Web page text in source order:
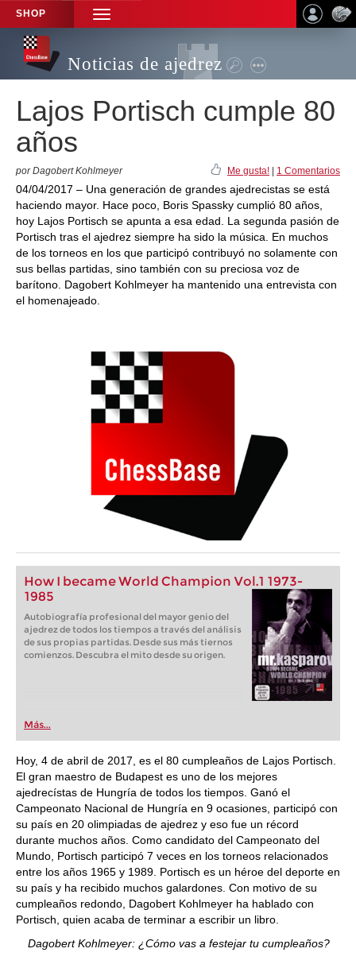
SHOP
TOGGLE
NAVIGATION
Noticias de ajedrez
Lajos Portisch cumple 80
años
por Dagobert Kohlmeyer Me gusta! 1 Comentarios
04/04/2017 – Una generación de grandes ajedrecistas se está
haciendo mayor. Hace poco, Boris Spassky cumplió 80 años,
hoy Lajos Portisch se apunta a esa edad. La segunda pasión de
Portisch tras el ajedrez siempre ha sido la música. En muchos
de los torneos en los que participó contribuyó no solamente con
sus bellas partidas, sino también con su preciosa voz de
barítono. Dagobert Kohlmeyer ha mantenido una entrevista con
el homenajeado.
How I became World Champion Vol.1 1973-
1985
Autobiografía profesional del mayor genio del
ajedrez de todos los tiempos a través del análisis
de sus propias partidas. Desde sus más tiernos
comienzos. Descubra el mito desde su origen.
Más...
Hoy, 4 de abril de 2017, es el 80 cumpleaños de Lajos Portisch.
El gran maestro de Budapest es uno de los mejores
ajedrecístas de Hungría de todos los tiempos. Ganó el
Campeonato Nacional de Hungría en 9 ocasiones, participó con
su país en 20 olimpiadas de ajedrez y eso fue un récord
durante muchos años. Como candidato del Campeonato del
Mundo, Portisch participó 7 veces en los torneos relacionados
entre los años 1965 y 1989. Portisch es un héroe del deporte en
su país y ha recibido muchos galardones. Con motivo de su
cumpleaños redondo, Dagobert Kohlmeyer ha hablado con
Portisch, quien acaba de terminar a escribir un libro.
Dagobert Kohlmeyer: ¿Cómo vas a festejar tu cumpleaños?